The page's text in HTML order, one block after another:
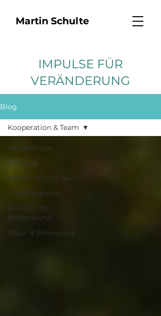
Martin Schulte
IMPULSE FÜR
VERÄNDERUNG
Blog
Alle Beiträge
Führung
Kooperation & Team
Transformation
Persönliche
Entwicklung
Natur & Bewegung
Kooperation & Team